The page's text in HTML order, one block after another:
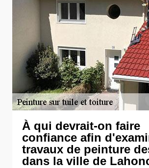
À qui devrait-on faire
confiance afin
travaux de peinture
dans la ville de